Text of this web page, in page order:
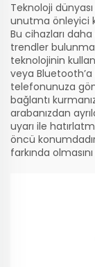
Teknoloji
unutma önleyici
Bu cihazları
trendler
teknolojinin
veya
telefonunuza
bağlantı
arabanızdan
uyarı ile
öncü
farkında